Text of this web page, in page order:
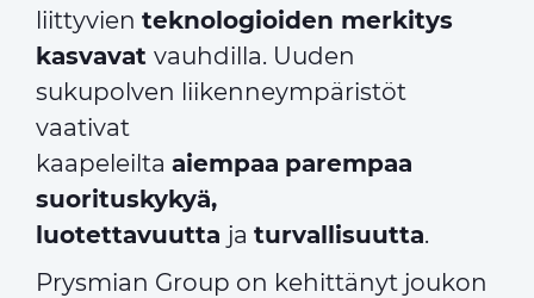
liittyvien teknologioiden merkitys
kasvavat vauhdilla. Uuden
sukupolven liikenneympäristöt
vaativat
kaapeleilta aiempaa parempaa
suorituskykyä,
luotettavuutta ja turvallisuutta.
Prysmian Group on kehittänyt joukon